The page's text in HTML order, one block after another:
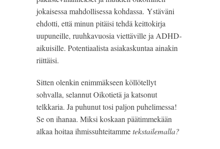
jokaisessa mahdollisessa kohdassa. Ystäväni
ehdotti, että minun pitäisi tehdä keittokirja
uupuneille, ruuhkavuosia viettäville ja ADHD-
aikuisille. Potentiaalista asiakaskuntaa ainakin
riittäisi.
Sitten olenkin enimmäkseen köllötellyt
sohvalla, selannut Oikotietä ja katsonut
telkkaria. Ja puhunut tosi paljon puhelimessa!
Se on ihanaa. Miksi koskaan päätimmekään
alkaa hoitaa ihmissuhteitammetekstailemalla?